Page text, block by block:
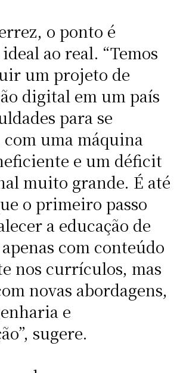
o ponto é
ao real. “Temos
um projeto de
digital em um país
para se
uma máquina
e um déficit
muito grande. É até
o primeiro passo
a educação de
com conteúdo
nos currículos, mas
novas abordagens,
e
sugere.